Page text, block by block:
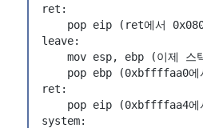
ret:
pop eip (ret에서
leave:
mov esp, ebp (이제 스
pop ebp (0xbffffaa0
ret:
pop eip (0xbffffaa4
system: